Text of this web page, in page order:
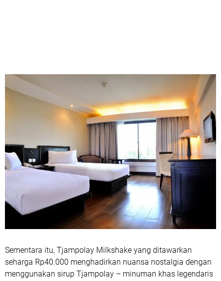
Sementara itu, Tjampolay Milkshake yang ditawarkan
seharga Rp40.000 menghadirkan nuansa nostalgia dengan
menggunakan sirup Tjampolay – minuman khas legendaris